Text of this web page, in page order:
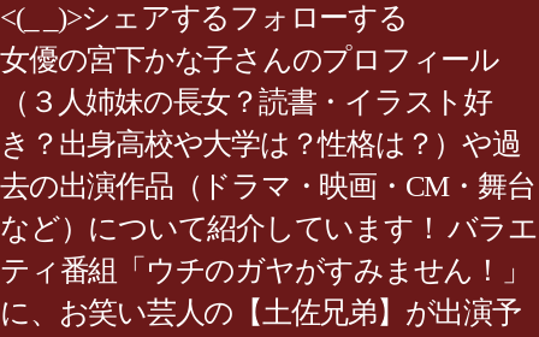
<(_ _)>シェアするフォローする
女優の宮下かな子さんのプロフィール
（３人姉妹の長女？読書・イラスト好
き？出身高校や大学は？性格は？）や過
去の出演作品（ドラマ・映画・CM・舞台
など）について紹介しています！ バラエ
ティ番組「ウチのガヤがすみません！」
に、お笑い芸人の【土佐兄弟】が出演予